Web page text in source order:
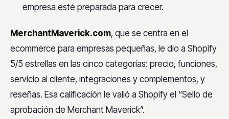
empresa esté preparada para crecer.
MerchantMaverick.com, que se centra en el
ecommerce para empresas pequeñas, le dio a Shopify
5/5 estrellas en las cinco categorías: precio, funciones,
servicio al cliente, integraciones y complementos, y
reseñas. Esa calificación le valió a Shopify el “Sello de
aprobación de Merchant Maverick”.